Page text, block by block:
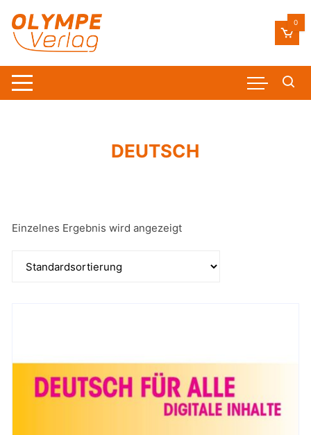
Inhalt
springen
0
DEUTSCH
Einzelnes Ergebnis wird angezeigt